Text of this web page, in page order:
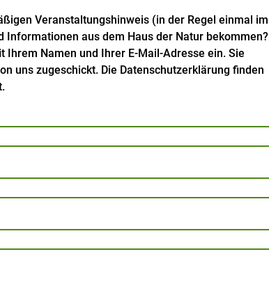
Veranstaltungshinweis (in der Regel einmal im
Informationen aus dem Haus der Natur bekommen?
Ihrem Namen und Ihrer E-Mail-Adresse ein. Sie
uns zugeschickt. Die Datenschutzerklärung finden